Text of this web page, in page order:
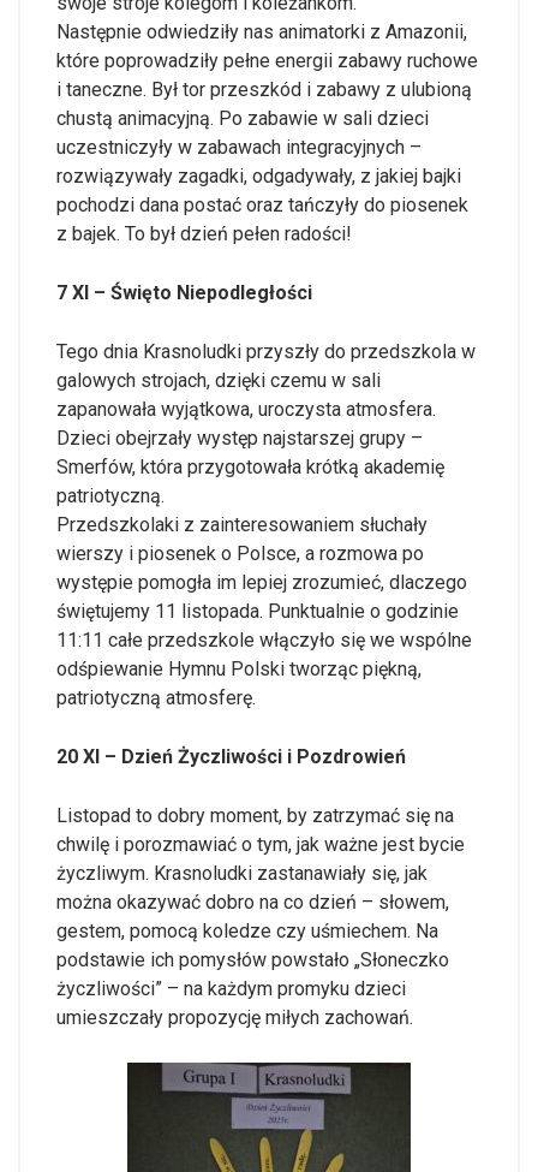
Następnie odwiedziły nas animatorki z Amazonii,
które poprowadziły pełne energii zabawy ruchowe
i taneczne. Był tor przeszkód i zabawy z ulubioną
chustą animacyjną. Po zabawie w sali dzieci
uczestniczyły w zabawach integracyjnych –
rozwiązywały zagadki, odgadywały, z jakiej bajki
pochodzi dana postać oraz tańczyły do piosenek
z bajek. To był dzień pełen radości!
7 XI – Święto Niepodległości
Tego dnia Krasnoludki przyszły do przedszkola w
galowych strojach, dzięki czemu w sali
zapanowała wyjątkowa, uroczysta atmosfera.
Dzieci obejrzały występ najstarszej grupy –
Smerfów, która przygotowała krótką akademię
patriotyczną.
Przedszkolaki z zainteresowaniem słuchały
wierszy i piosenek o Polsce, a rozmowa po
występie pomogła im lepiej zrozumieć, dlaczego
świętujemy 11 listopada. Punktualnie o godzinie
11:11 całe przedszkole włączyło się we wspólne
odśpiewanie Hymnu Polski tworząc piękną,
patriotyczną atmosferę.
20 XI – Dzień Życzliwości i Pozdrowień
Listopad to dobry moment, by zatrzymać się na
chwilę i porozmawiać o tym, jak ważne jest bycie
życzliwym. Krasnoludki zastanawiały się, jak
można okazywać dobro na co dzień – słowem,
gestem, pomocą koledze czy uśmiechem. Na
podstawie ich pomysłów powstało „Słoneczko
życzliwości” – na każdym promyku dzieci
umieszczały propozycję miłych zachowań.